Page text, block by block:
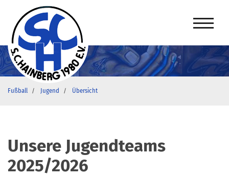
Fußball Jugend Übersicht
Unsere Jugendteams
2025/2026